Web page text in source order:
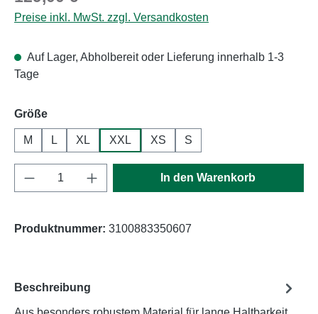
Preise inkl. MwSt. zzgl. Versandkosten
Auf Lager, Abholbereit oder Lieferung innerhalb 1-3
Tage
Größeauswählen
M L XL XXL XS S
Produkt Anzahl: Gib den gewünschten
In den Warenkorb
Produktnummer: 3100883350607
Beschreibung